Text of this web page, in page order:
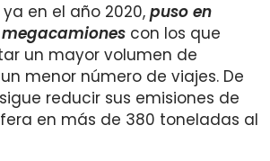
en el año 2020, puso en
con los que
un mayor volumen de
menor número de viajes. De
reducir sus emisiones de
en más de 380 toneladas al